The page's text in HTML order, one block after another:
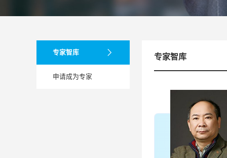
专家智库
申请成为专家
专家智库